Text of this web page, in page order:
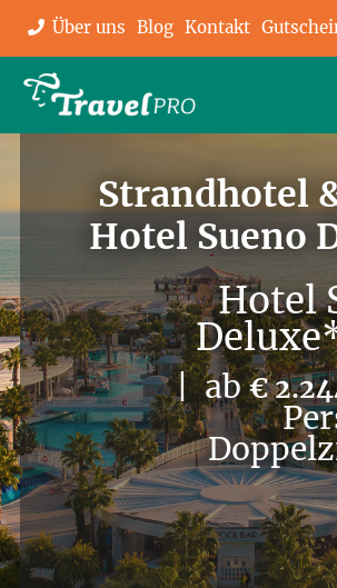
Über uns Blog Kontakt
Strandhotel
Hotel Sueno
Hotel
| ab€